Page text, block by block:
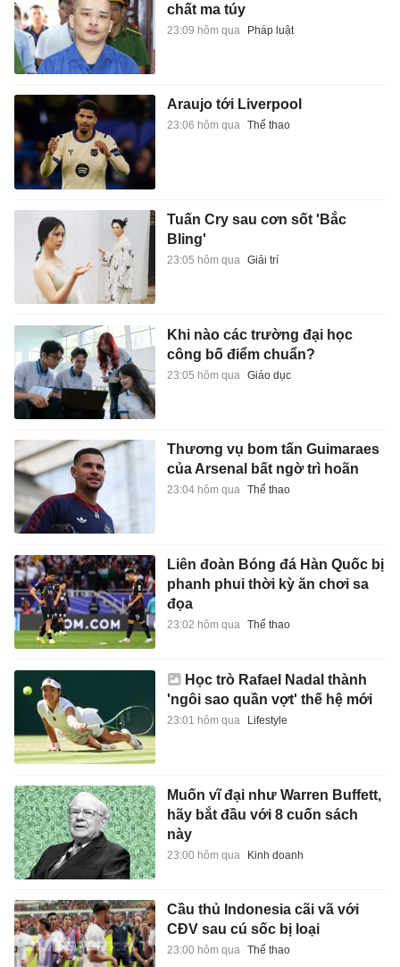
chất ma túy
23:09 hôm qua Pháp luật
Araujo tới Liverpool
23:06 hôm qua Thể thao
Tuấn Cry sau cơn sốt 'Bắc
Bling'
23:05 hôm qua Giải trí
Khi nào các trường đại học
công bố điểm chuẩn?
23:05 hôm qua Giáo dục
Thương vụ bom tấn Guimaraes
của Arsenal bất ngờ trì hoãn
23:04 hôm qua Thể thao
Liên đoàn Bóng đá Hàn Quốc bị
phanh phui thời kỳ ăn chơi sa
đọa
23:02 hôm qua Thể thao
Học trò Rafael Nadal thành
'ngôi sao quần vợt' thế hệ mới
23:01 hôm qua Lifestyle
Muốn vĩ đại như Warren Buffett,
hãy bắt đầu với 8 cuốn sách
này
23:00 hôm qua Kinh doanh
Cầu thủ Indonesia cãi vã với
CĐV sau cú sốc bị loại
23:00 hôm qua Thể thao